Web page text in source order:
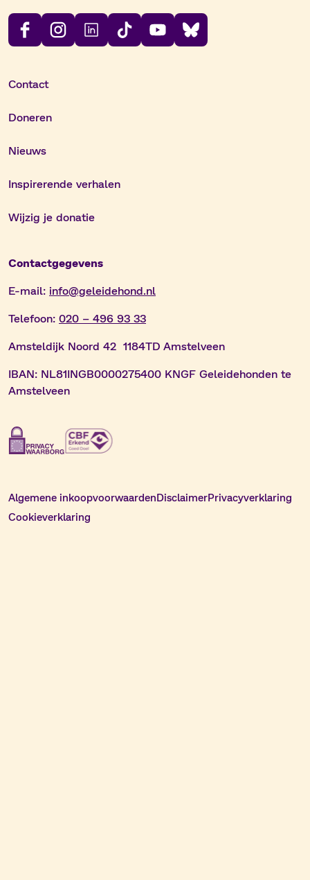
Contact
Doneren
Nieuws
Inspirerende verhalen
Wijzig je donatie
Contactgegevens
E-mail: info@geleidehond.nl
Telefoon: 020 – 496 93 33
Amsteldijk Noord 42 1184TD Amstelveen
IBAN: NL81INGB0000275400 KNGF Geleidehonden te
Amstelveen
Algemene inkoopvoorwaardenDisclaimerPrivacyverklaring
Cookieverklaring